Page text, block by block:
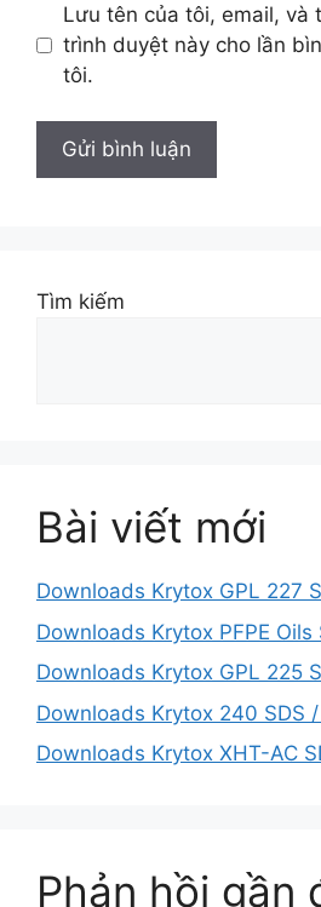
Lưu tên của tôi, email, và
trình duyệt này cho lần
tôi.
Tìm kiếm
Bài viết mới
Downloads Krytox GPL 227
Downloads Krytox PFPE Oils
Downloads Krytox GPL 225
Downloads Krytox 240 SDS
Downloads Krytox XHT-AC
Phản hồi gần